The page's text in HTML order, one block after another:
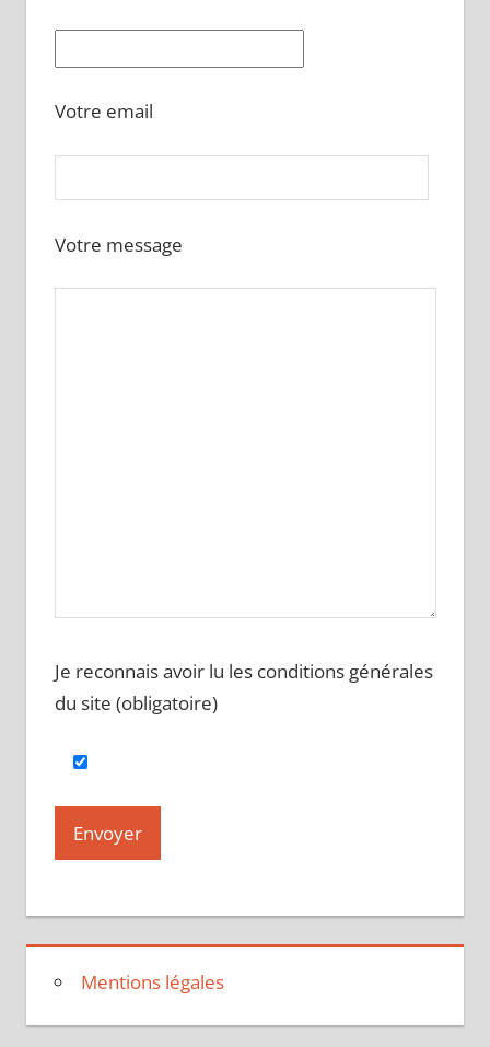
Votre email
Votre message
Je reconnais avoir lu les conditions générales
du site (obligatoire)
Mentions légales